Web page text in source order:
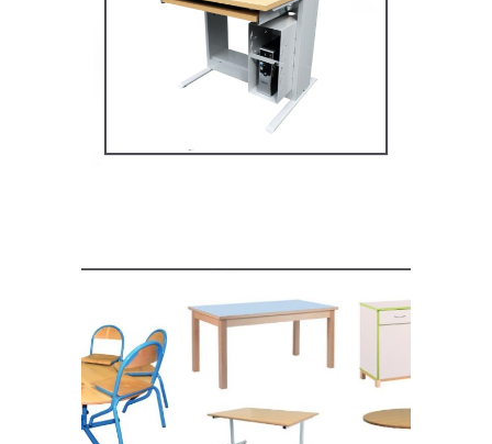
Mobilier multimédia
MOBILIER SCOLAIRE
Mobilier de restauration,
espace cantine
MOBILIER SCOLAIRE